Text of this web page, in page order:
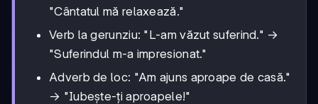
"Cântatul mă relaxează."
Verb la gerunziu: "L-am văzut suferind." →
"Suferindul m-a impresionat."
Adverb de loc: "Am ajuns aproape de casă."
→ "Iubește-ți aproapele!"